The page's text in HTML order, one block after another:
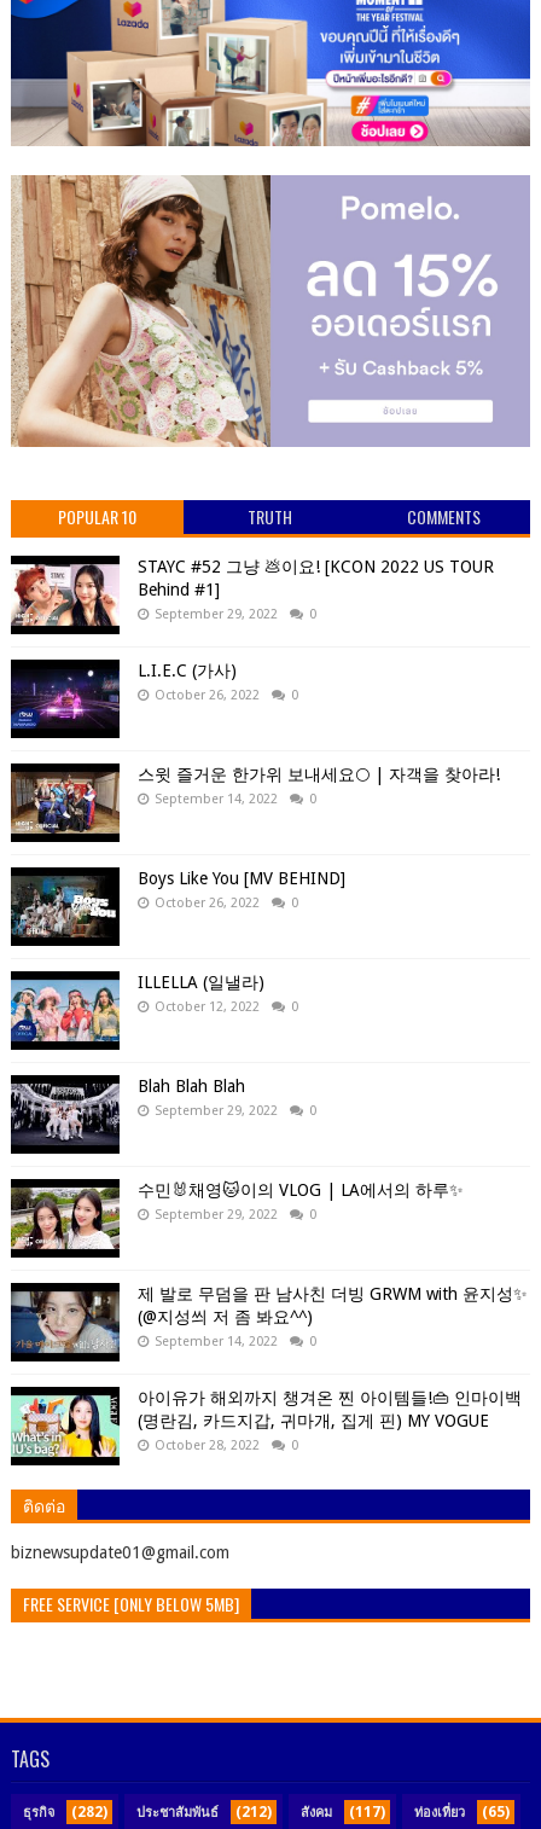
POPULAR 10 TRUTH COMMENTS
STAYC #52 그냥 💩이요! [KCON 2022 US TOUR
Behind #1]
September 29, 2022 0
L.I.E.C (가사)
October 26, 2022 0
스윗 즐거운 한가위 보내세요🌕 | 자객을 찾아라!
September 14, 2022 0
Boys Like You [MV BEHIND]
October 26, 2022 0
ILLELLA (일낼라)
October 12, 2022 0
Blah Blah Blah
September 29, 2022 0
수민🐰채영🐱이의 VLOG | LA에서의 하루✨
September 29, 2022 0
제 발로 무덤을 판 남사친 더빙 GRWM with 윤지성✨
(@지성씌 저 좀 봐요^^)
September 14, 2022 0
아이유가 해외까지 챙겨온 찐 아이템들!👜 인마이백
(명란김, 카드지갑, 귀마개, 집게 핀) MY VOGUE
October 28, 2022 0
ติดต่อ
ิbiznewsupdate01@gmail.com
FREE SERVICE [ONLY BELOW 5MB]
TAGS
ธุรกิจ (282) ประชาสัมพันธ์ (212) สังคม (117) ท่องเที่ยว (65)